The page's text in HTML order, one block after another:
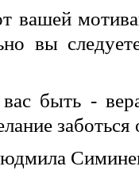
вашей
вы
быть -
заботься